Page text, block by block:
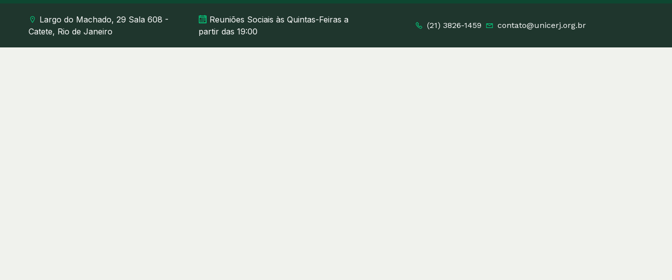
Largo do Machado, 29 Sala 608 -
Catete, Rio de Janeiro
Reuniões Sociais às Quintas-Feiras a
partir das 19:00
(21) 3826-1459 contato@unicerj.org.br